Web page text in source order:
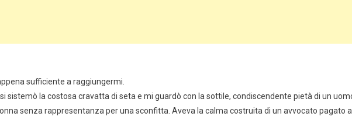
sufficiente a raggiungermi.
sistemò la costosa cravatta di seta e mi guardò con la sottile, condiscendente pietà di un
senza rappresentanza per una sconfitta. Aveva la calma costruita di un avvocato pagato a